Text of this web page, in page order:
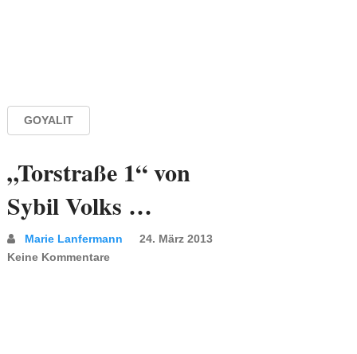
GOYALIT
„Torstraße 1“ von
Sybil Volks …
Marie Lanfermann
24. März 2013
Keine Kommentare